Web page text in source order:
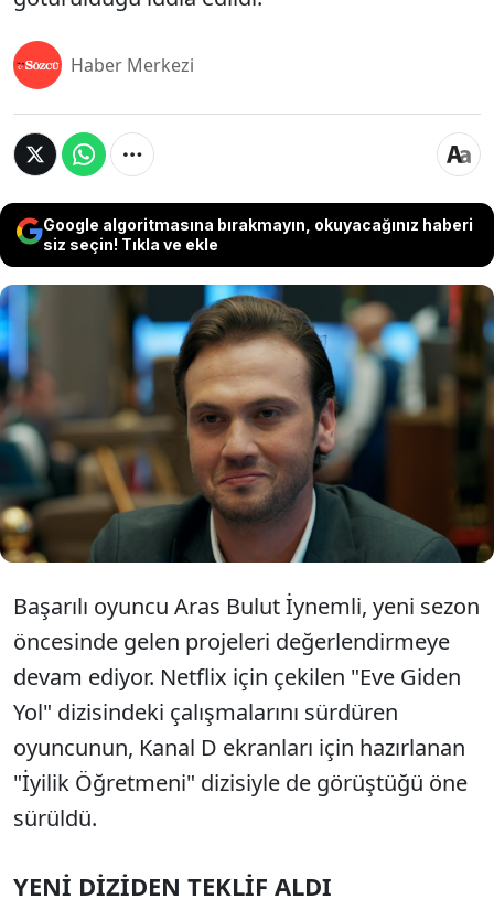
Haber Merkezi
Google algoritmasına bırakmayın, okuyacağınız haberi
siz seçin! Tıkla ve ekle
Netflix'te yayınlanacak "Eve Giden Yol"
dizisinin çekimlerini sürdüren Aras Bulut
İynemli'nin yeni sezondaki adresi merak
edilirken başarılı oyuncuya Kanal D'nin yeni
dizisi "İyilik Öğretmeni" için teklif götürüldüğü
iddia edildi.
Başarılı oyuncu Aras Bulut İynemli, yeni sezon
öncesinde gelen projeleri değerlendirmeye
devam ediyor. Netflix için çekilen "Eve Giden
Yol" dizisindeki çalışmalarını sürdüren
oyuncunun, Kanal D ekranları için hazırlanan
"İyilik Öğretmeni" dizisiyle de görüştüğü öne
sürüldü.
YENİ DİZİDEN TEKLİF ALDI